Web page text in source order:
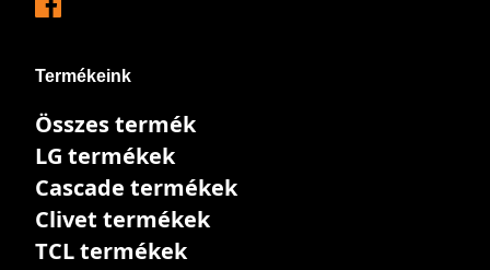
Termékeink
Összes termék
LG termékek
Cascade termékek
Clivet termékek
TCL termékek